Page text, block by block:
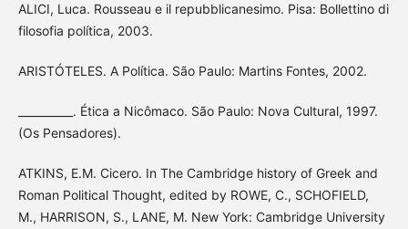
ALICI, Luca. Rousseau e il repubblicanesimo. Pisa: Bollettino di
filosofia política, 2003.
ARISTÓTELES. A Política. São Paulo: Martins Fontes, 2002.
__________. Ética a Nicômaco. São Paulo: Nova Cultural, 1997.
(Os Pensadores).
ATKINS, E.M. Cicero. In The Cambridge history of Greek and
Roman Political Thought, edited by ROWE, C., SCHOFIELD,
M., HARRISON, S., LANE, M. New York: Cambridge University